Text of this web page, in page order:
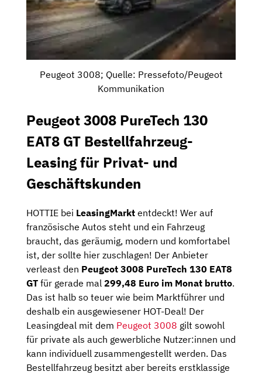
Peugeot 3008; Quelle: Pressefoto/Peugeot
Kommunikation
Peugeot 3008 PureTech 130
EAT8 GT Bestellfahrzeug-
Leasing für Privat- und
Geschäftskunden
HOTTIE bei LeasingMarkt entdeckt! Wer auf
französische Autos steht und ein Fahrzeug
braucht, das geräumig, modern und komfortabel
ist, der sollte hier zuschlagen! Der Anbieter
verleast den Peugeot 3008 PureTech 130 EAT8
GT für gerade mal 299,48 Euro im Monat brutto.
Das ist halb so teuer wie beim Marktführer und
deshalb ein ausgewiesener HOT-Deal! Der
Leasingdeal mit dem Peugeot 3008 gilt sowohl
für private als auch gewerbliche Nutzer:innen und
kann individuell zusammengestellt werden. Das
Bestellfahrzeug besitzt aber bereits erstklassige